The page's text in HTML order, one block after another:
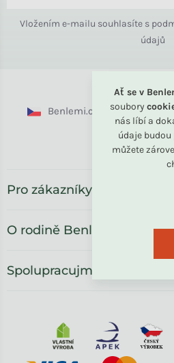
Ať se v
soubory
nás líbí a
údaje
můžete
Vložením e-mailu souhlasíte s
údajů
Benlemi.cz
Pro zákazníky
O rodině Benlemi
Spolupracujme